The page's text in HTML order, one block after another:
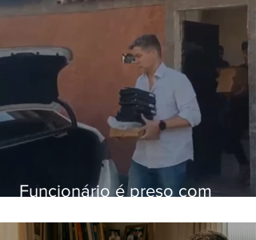
Funcionário é preso com
Hospital do Andaraí